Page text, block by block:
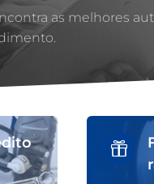
as melhores
